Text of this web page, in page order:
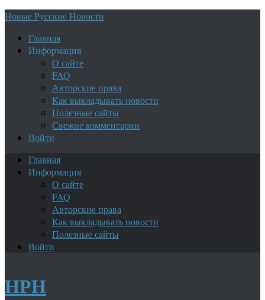
Новые Русские Новости
Главная
Информация
О сайте
FAQ
Авторские права
Как выкладывать новости
Полезные сайты
Свежие комментарии
Войти
Главная
Информация
О сайте
FAQ
Авторские права
Как выкладывать новости
Полезные сайты
Войти
НРН